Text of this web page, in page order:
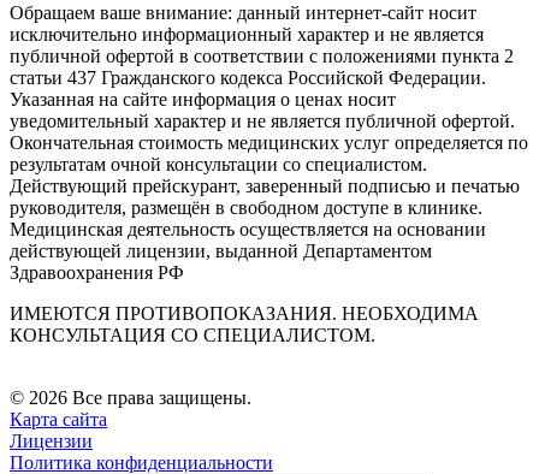
Обращаем ваше внимание: данный интернет-сайт носит
исключительно информационный характер и не является
публичной офертой в соответствии с положениями пункта 2
статьи 437 Гражданского кодекса Российской Федерации.
Указанная на сайте информация о ценах носит
уведомительный характер и не является публичной офертой.
Окончательная стоимость медицинских услуг определяется по
результатам очной консультации со специалистом.
Действующий прейскурант, заверенный подписью и печатью
руководителя, размещён в свободном доступе в клинике.
Медицинская деятельность осуществляется на основании
действующей лицензии, выданной Департаментом
Здравоохранения РФ
ИМЕЮТСЯ ПРОТИВОПОКАЗАНИЯ. НЕОБХОДИМА
КОНСУЛЬТАЦИЯ СО СПЕЦИАЛИСТОМ.
© 2026 Все права защищены.
Карта сайта
Лицензии
Политика конфиденциальности